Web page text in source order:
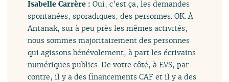
Isabelle Carrère :Oui, c’est ça, les demandes
spontanées, sporadiques, des personnes. OK. À
Antanak, sur à peu près les mêmes activités,
nous sommes majoritairement des personnes
qui agissons bénévolement, à part les écrivains
numériques publics. De votre côté, à EVS, par
contre, il y a des financements CAF et il y a des